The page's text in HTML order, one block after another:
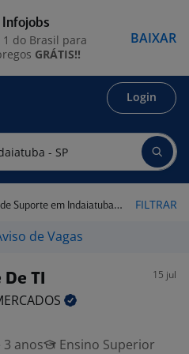
Login
em Indaiatuba - SP FILTRAR
de Vagas
TI 15 jul
3 anos
Ensino Superior
1 do Brasil para
GRÁTIS!!
BAIXAR